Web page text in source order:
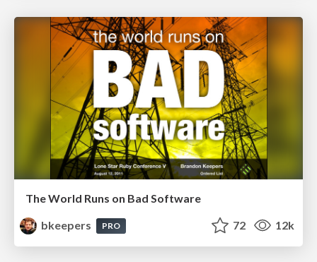
The World Runs on Bad Software
bkeepers
PRO 72 12k